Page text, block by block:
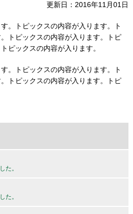
更新日：2016年11月01日
。トピックスの内容が入ります。ト
トピックスの内容が入ります。トピ
ピックスの内容が入ります。
。トピックスの内容が入ります。ト
トピックスの内容が入ります。トピ
た。
た。